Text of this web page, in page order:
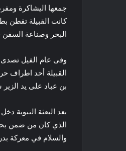
جمعها اليشاكرة
كانت القبيلة تقطن
البحر وصناعة السفن
وفى عام الفيل
القبيلة أحد اطراف
بن عباد على يد
بعد البعثة النبوية
الذي كان من ضمن
والسلام في معركة